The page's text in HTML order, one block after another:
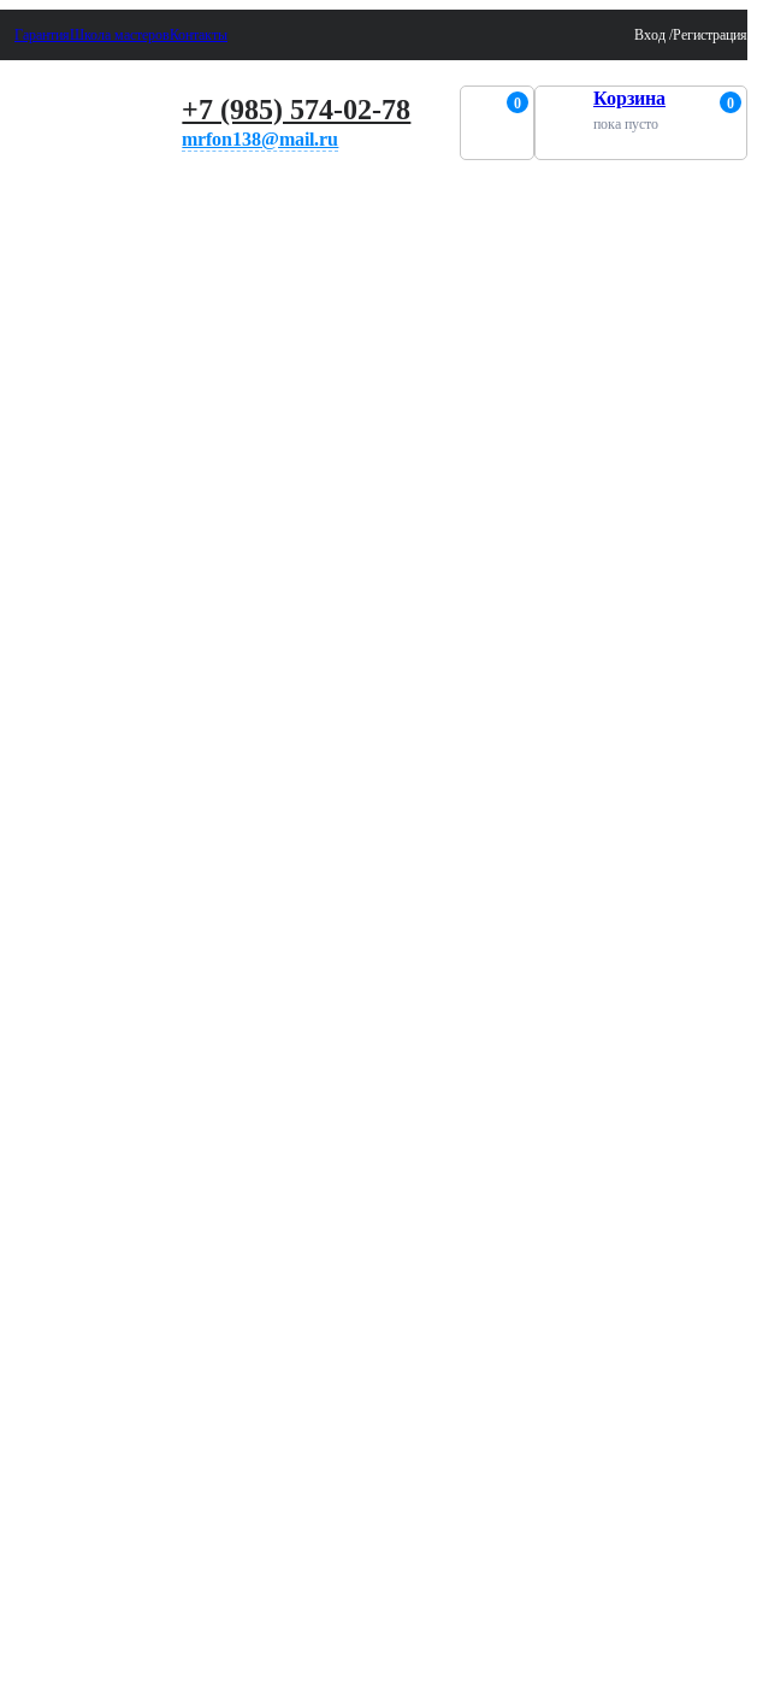
ГарантияШкола мастеровКонтакты Вход /Регистрация
+7 (985) 574-02-78
mrfon138@mail.ru
0 0
Корзина
пока пусто